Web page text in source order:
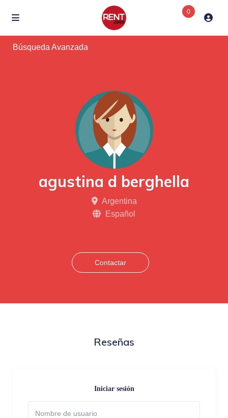
0
Búsqueda Avanzada
agustina d berghella
Argentina
Español
Contactar
Reseñas
Iniciar sesión